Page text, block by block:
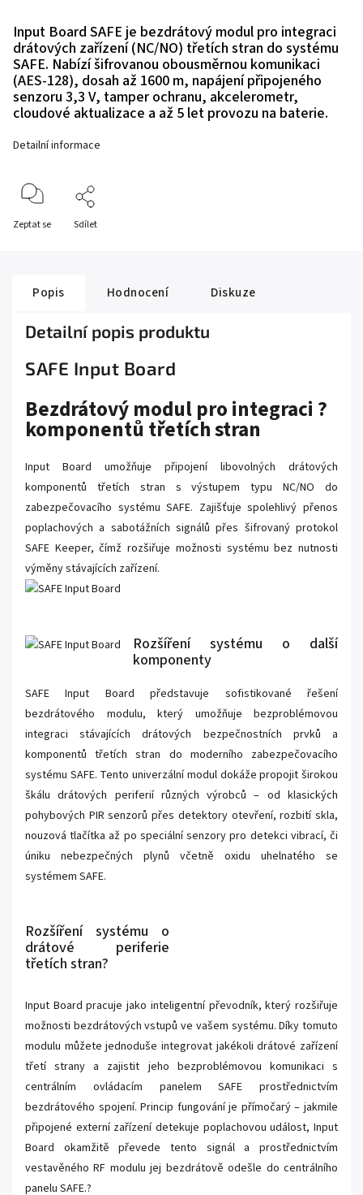
Input Board SAFE je bezdrátový modul pro integraci
drátových zařízení (NC/NO) třetích stran do systému
SAFE. Nabízí šifrovanou obousměrnou komunikaci
(AES-128), dosah až 1600 m, napájení připojeného
senzoru 3,3 V, tamper ochranu, akcelerometr,
cloudové aktualizace a až 5 let provozu na baterie.
Detailní informace
Zeptat se Sdílet
Popis Hodnocení Diskuze
Detailní popis produktu
SAFE Input Board
Bezdrátový modul pro integraci ?
komponentů třetích stran
Input Board umožňuje připojení libovolných drátových
komponentů třetích stran s výstupem typu NC/NO do
zabezpečovacího systému SAFE. Zajišťuje spolehlivý přenos
poplachových a sabotážních signálů přes šifrovaný protokol
SAFE Keeper, čímž rozšiřuje možnosti systému bez nutnosti
výměny stávajících zařízení.
Rozšíření systému o další
komponenty
SAFE Input Board představuje sofistikované řešení
bezdrátového modulu, který umožňuje bezproblémovou
integraci stávajících drátových bezpečnostních prvků a
komponentů třetích stran do moderního zabezpečovacího
systému SAFE. Tento univerzální modul dokáže propojit širokou
škálu drátových periferií různých výrobců – od klasických
pohybových PIR senzorů přes detektory otevření, rozbití skla,
nouzová tlačítka až po speciální senzory pro detekci vibrací, či
úniku nebezpečných plynů včetně oxidu uhelnatého se
systémem SAFE.
Rozšíření systému o
drátové periferie
třetích stran?
Input Board pracuje jako inteligentní převodník, který rozšiřuje
možnosti bezdrátových vstupů ve vašem systému. Díky tomuto
modulu můžete jednoduše integrovat jakékoli drátové zařízení
třetí strany a zajistit jeho bezproblémovou komunikaci s
centrálním ovládacím panelem SAFE prostřednictvím
bezdrátového spojení. Princip fungování je přímočarý – jakmile
připojené externí zařízení detekuje poplachovou událost, Input
Board okamžitě převede tento signál a prostřednictvím
vestavěného RF modulu jej bezdrátově odešle do centrálního
panelu SAFE.?